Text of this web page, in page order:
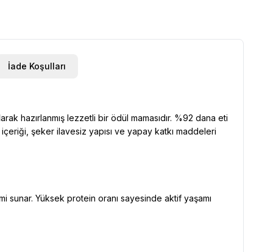
İade Koşulları
hazırlanmış lezzetli bir ödül mamasıdır. %92 dana eti
şeker ilavesiz yapısı ve yapay katkı maddeleri
Yüksek protein oranı sayesinde aktif yaşamı